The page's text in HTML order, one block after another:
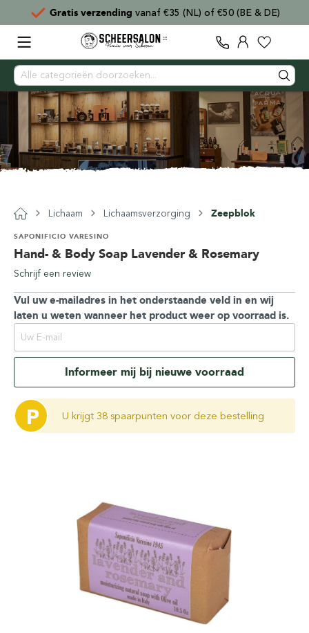
Gratis verzending vanaf €35 (NL) of €50 (BE & DE)
Lichaam Lichaamsverzorging Zeepblok
Hand- & Body Soap Lavender & Rosemary
SAPONIFICIO VARESINO
Schrijf een review
Vul uw e-mailadres in het onderstaande veld in en wij
laten u weten wanneer het product weer op voorraad is.
Informeer mij bij nieuwe voorraad
P U krijgt 38 spaarpunten voor deze bestelling